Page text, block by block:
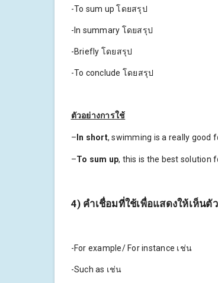
-To sum up โดยสรุป
-In summary โดยสรุป
-Briefly โดยสรุป
-To conclude โดยสรุป
ตัวอย่างการใช้
–In short, swimming is a really good
–To sum up, this is the best solution
4) คำเชื่อมที่ใช้เพื่อแสดงให้เห็นตั
-For example/ For instance เช่น
-Such as เช่น